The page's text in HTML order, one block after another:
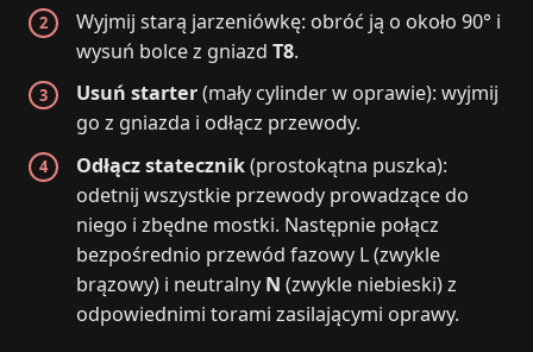
Wyjmij starą jarzeniówkę: obróć ją o około 90° i
wysuń bolce z gniazdT8.
Usuń starter(mały cylinder w oprawie): wyjmij
go z gniazda i odłącz przewody.
Odłącz statecznik(prostokątna puszka):
odetnij wszystkie przewody prowadzące do
niego i zbędne mostki. Następnie połącz
bezpośrednio przewód fazowy L (zwykle
brązowy) i neutralny N (zwykle niebieski) z
odpowiednimi torami zasilającymi oprawy.